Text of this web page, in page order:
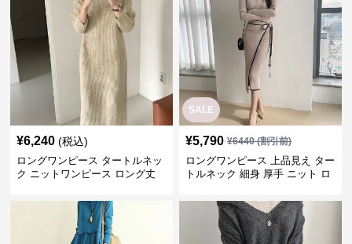
¥6,240 (税込)
ロングワンピース タートルネッ
ク ニットワンピース ロング丈
SALE
¥5,790 ¥6440(割引前)
ロングワンピース 上品見え ター
トルネック 細身 厚手 ニット ロ